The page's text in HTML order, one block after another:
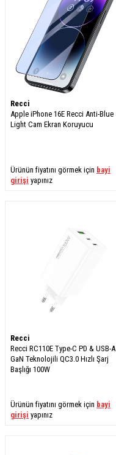
Recci
Apple iPhone 16E Recci Anti-Blue
Light Cam Ekran Koruyucu
Ürünün fiyatını görmek için bayi
girişi yapınız
Recci
Recci RC110E Type-C PD & USB-A
GaN Teknolojili QC3.0 Hızlı Şarj
Başlığı 100W
Ürünün fiyatını görmek için bayi
girişi yapınız